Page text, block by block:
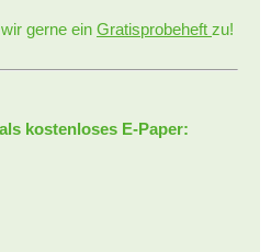
gerne ein Gratisprobeheft zu!
kostenloses E-Paper: